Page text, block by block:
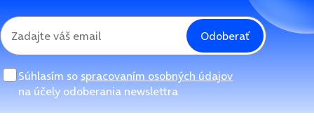
Odoberať
Súhlasím so spracovaním osobných údajov
na účely odoberania newslettra